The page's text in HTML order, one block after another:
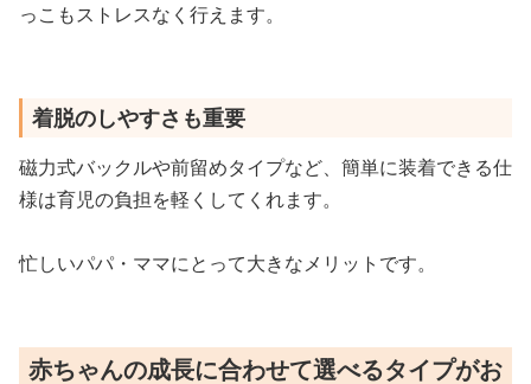
っこもストレスなく行えます。
着脱のしやすさも重要
磁力式バックルや前留めタイプなど、簡単に装着できる仕
様は育児の負担を軽くしてくれます。
忙しいパパ・ママにとって大きなメリットです。
赤ちゃんの成長に合わせて選べるタイプがお